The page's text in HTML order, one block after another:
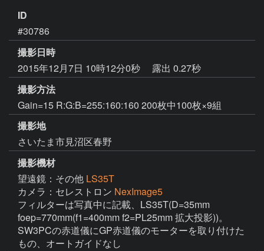
ID
#30786
撮影日時
2015年12月7日 10時12分0秒
露出 0.27秒
撮影方法
Gain=15 R:G:B=255:160:160 200枚中100枚×9組
撮影地
さいたま市見沼区春野
撮影機材
望遠鏡：その他 LS35T
カメラ：セレストロン NexImage5
フィルターは写真中に記載、LS35T(D=35mm
foep=770mm(f1=400mm f2=PL25mm 拡大投影))。
SW3PCの赤道儀にGP赤道儀のモーターを取り付けた
もの、オートガイドなし